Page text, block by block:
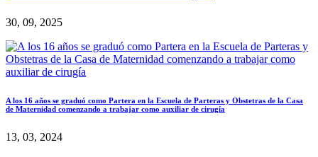
30, 09, 2025
A los 16 años se graduó como Partera en la Escuela de Parteras y Obstetras de la Casa
de Maternidad comenzando a trabajar como auxiliar de cirugía
13, 03, 2024